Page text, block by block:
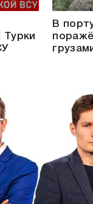
Турки
В